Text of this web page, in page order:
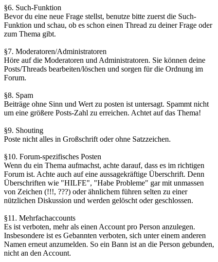
§6. Such-Funktion
Bevor du eine neue Frage stellst, benutze bitte zuerst die Such-
Funktion und schau, ob es schon einen Thread zu deiner Frage oder
zum Thema gibt.
§7. Moderatoren/Administratoren
Höre auf die Moderatoren und Administratoren. Sie können deine
Posts/Threads bearbeiten/löschen und sorgen für die Ordnung im
Forum.
§8. Spam
Beiträge ohne Sinn und Wert zu posten ist untersagt. Spammt nicht
um eine größere Posts-Zahl zu erreichen. Achtet auf das Thema!
§9. Shouting
Poste nicht alles in Großschrift oder ohne Satzzeichen.
§10. Forum-spezifisches Posten
Wenn du ein Thema aufmachst, achte darauf, dass es im richtigen
Forum ist. Achte auch auf eine aussagekräftige Überschrift. Denn
Überschriften wie "HILFE", "Habe Probleme" gar mit unmassen
von Zeichen (!!!, ???) oder ähnlichem führen selten zu einer
nützlichen Diskussion und werden gelöscht oder geschlossen.
§11. Mehrfachaccounts
Es ist verboten, mehr als einen Account pro Person anzulegen.
Insbesondere ist es Gebannten verboten, sich unter einem anderen
Namen erneut anzumelden. So ein Bann ist an die Person gebunden,
nicht an den Account.